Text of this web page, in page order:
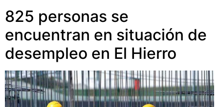
825 personas se
encuentran en situación de
desempleo en El Hierro